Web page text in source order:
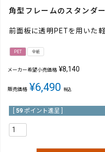
角型フレームのスタンダ
前面板に透明PETを用いた
PET 全紙
メーカー希望小売価格 ¥8,140
販売価格 ¥6,490 税込
59 ポイント進呈 ]